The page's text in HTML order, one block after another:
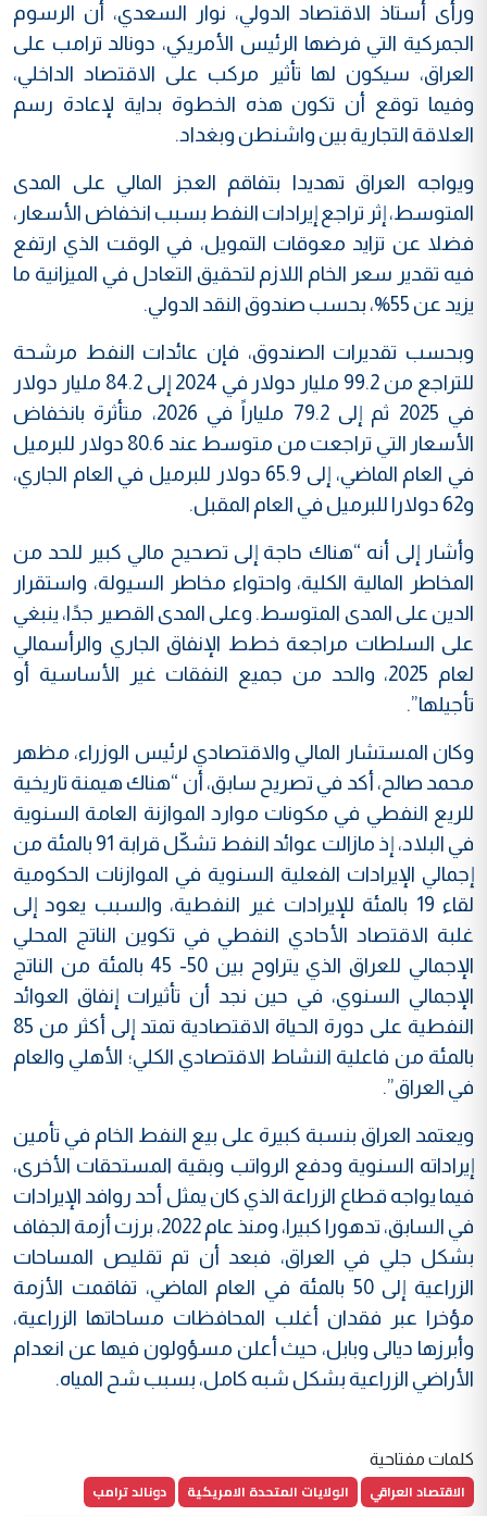
ورأى أستاذ الاقتصاد الدولي، نوار السعدي، أن الرسوم
الجمركية التي فرضها الرئيس الأمريكي، دونالد ترامب على
العراق، سيكون لها تأثير مركب على الاقتصاد الداخلي،
وفيما توقع أن تكون هذه الخطوة بداية لإعادة رسم
العلاقة التجارية بين واشنطن وبغداد.
ويواجه العراق تهديدا بتفاقم العجز المالي على المدى
المتوسط، إثر تراجع إيرادات النفط بسبب انخفاض الأسعار،
فضلا عن تزايد معوقات التمويل، في الوقت الذي ارتفع
فيه تقدير سعر الخام اللازم لتحقيق التعادل في الميزانية ما
يزيد عن 55%، بحسب صندوق النقد الدولي.
وبحسب تقديرات الصندوق، فإن عائدات النفط مرشحة
للتراجع من 99.2 مليار دولار في 2024 إلى 84.2 مليار دولار
في 2025 ثم إلى 79.2 ملياراً في 2026، متأثرة بانخفاض
الأسعار التي تراجعت من متوسط عند 80.6 دولار للبرميل
في العام الماضي، إلى 65.9 دولار للبرميل في العام الجاري،
و62 دولارا للبرميل في العام المقبل.
وأشار إلى أنه “هناك حاجة إلى تصحيح مالي كبير للحد من
المخاطر المالية الكلية، واحتواء مخاطر السيولة، واستقرار
الدين على المدى المتوسط. وعلى المدى القصير جدًا، ينبغي
على السلطات مراجعة خطط الإنفاق الجاري والرأسمالي
لعام 2025، والحد من جميع النفقات غير الأساسية أو
تأجيلها”.
وكان المستشار المالي والاقتصادي لرئيس الوزراء، مظهر
محمد صالح، أكد في تصريح سابق، أن “هناك هيمنة تاريخية
للريع النفطي في مكونات موارد الموازنة العامة السنوية
في البلاد، إذ مازالت عوائد النفط تشكّل قرابة 91 بالمئة من
إجمالي الإيرادات الفعلية السنوية في الموازنات الحكومية
لقاء 19 بالمئة للإيرادات غير النفطية، والسبب يعود إلى
غلبة الاقتصاد الأحادي النفطي في تكوين الناتج المحلي
الإجمالي للعراق الذي يتراوح بين 50- 45 بالمئة من الناتج
الإجمالي السنوي، في حين نجد أن تأثيرات إنفاق العوائد
النفطية على دورة الحياة الاقتصادية تمتد إلى أكثر من 85
بالمئة من فاعلية النشاط الاقتصادي الكلي؛ الأهلي والعام
في العراق”.
ويعتمد العراق بنسبة كبيرة على بيع النفط الخام في تأمين
إيراداته السنوية ودفع الرواتب وبقية المستحقات الأخرى،
فيما يواجه قطاع الزراعة الذي كان يمثل أحد روافد الإيرادات
في السابق، تدهورا كبيرا، ومنذ عام 2022، برزت أزمة الجفاف
بشكل جلي في العراق، فبعد أن تم تقليص المساحات
الزراعية إلى 50 بالمئة في العام الماضي، تفاقمت الأزمة
مؤخرا عبر فقدان أغلب المحافظات مساحاتها الزراعية،
وأبرزها ديالى وبابل، حيث أعلن مسؤولون فيها عن انعدام
الأراضي الزراعية بشكل شبه كامل، بسبب شح المياه.
كلمات مفتاحية
الاقتصاد العراقي الولايات المتحدة الامريكية
دونالد ترامب